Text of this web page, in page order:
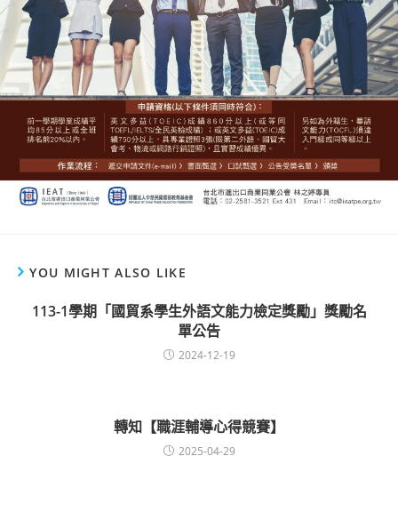
YOU MIGHT ALSO LIKE
113-1學期「國貿系學生外語文能力檢定獎勵」獎勵名
單公告
2024-12-19
轉知【職涯輔導心得競賽】
2025-04-29